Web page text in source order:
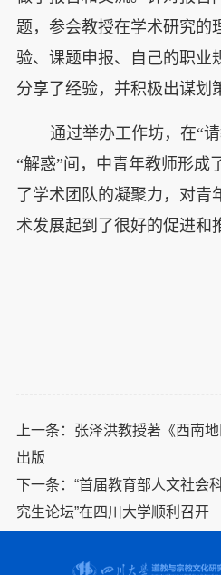
题，参会教授在学术研究的
验、课题申报、自己的职业
分享了经验，并积极出谋划
通过举办工作坊，在“
“解惑”间，中青年教师形成
了学术团队的凝聚力，对
术发展起到了很好的促进和
上一条： 张泽洪教授著《西南
出版
下一条： “首届教育部人文社会
究生论坛”在四川大学顺利召开